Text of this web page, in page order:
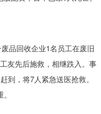
品回收企业1名员工在废旧
友先后施救，相继跌入。事
到，将7人紧急送医抢救。